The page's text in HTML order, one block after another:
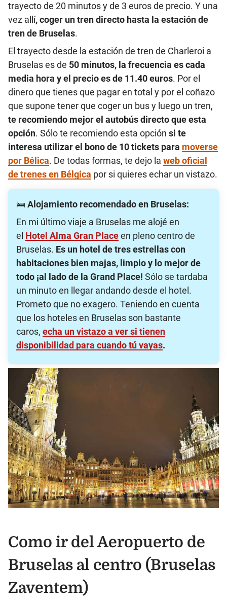
trayecto de 20 minutos y de 3 euros de precio. Y una
vez allí, coger un tren directo hasta la estación de
tren de Bruselas.
El trayecto desde la estación de tren de Charleroi a
Bruselas es de 50 minutos, la frecuencia es cada
media hora y el precio es de 11.40 euros. Por el
dinero que tienes que pagar en total y por el coñazo
que supone tener que coger un bus y luego un tren,
te recomiendo mejor el autobús directo que esta
opción. Sólo te recomiendo esta opción si te
interesa utilizar el bono de 10 tickets para moverse
por Bélica. De todas formas, te dejo la web oficial
de trenes en Bélgica por si quieres echar un vistazo.
🛌 Alojamiento recomendado en Bruselas:
En mi último viaje a Bruselas me alojé en
el Hotel Alma Gran Placeen pleno centro de
Bruselas. Es un hotel de tres estrellas con
habitaciones bien majas, limpio y lo mejor de
todo ¡al lado de la Grand Place! Sólo se tardaba
un minuto en llegar andando desde el hotel.
Prometo que no exagero. Teniendo en cuenta
que los hoteles en Bruselas son bastante
caros, echa un vistazo a ver si tienen
disponibilidad para cuando tú vayas.
Como ir del Aeropuerto de
Bruselas al centro (Bruselas
Zaventem)